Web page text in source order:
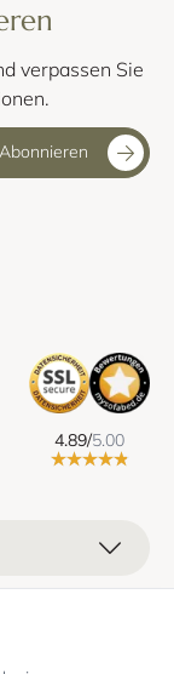
verpassen Sie
Abonnieren
4.89/5.00